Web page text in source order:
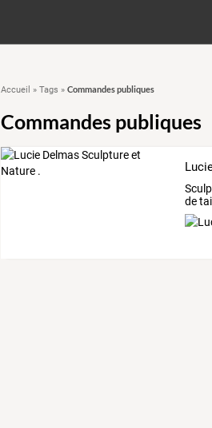
Accueil » Tags » Commandes publiques
Commandes publiques
de